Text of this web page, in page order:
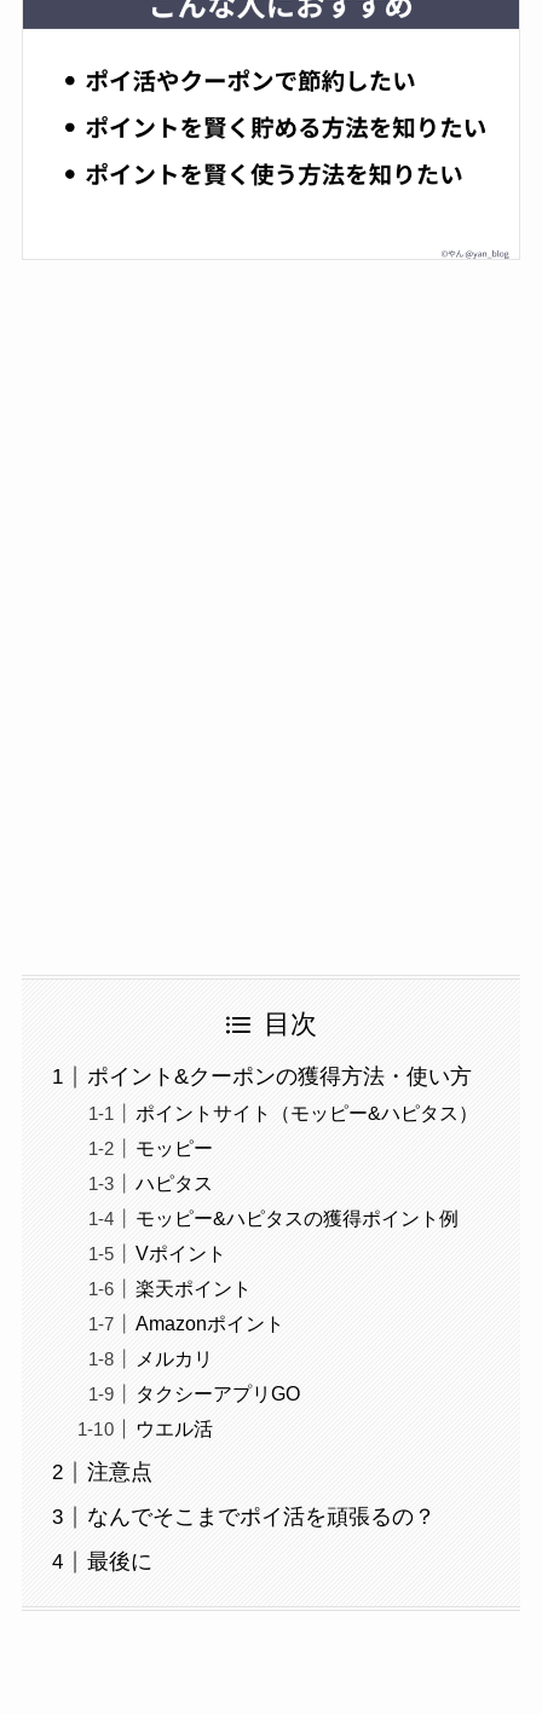
目次
ポイント&クーポンの獲得方法・使い方
ポイントサイト（モッピー&ハピタス）
モッピー
ハピタス
モッピー&ハピタスの獲得ポイント例
Vポイント
楽天ポイント
Amazonポイント
メルカリ
タクシーアプリGO
ウエル活
注意点
なんでそこまでポイ活を頑張るの？
最後に